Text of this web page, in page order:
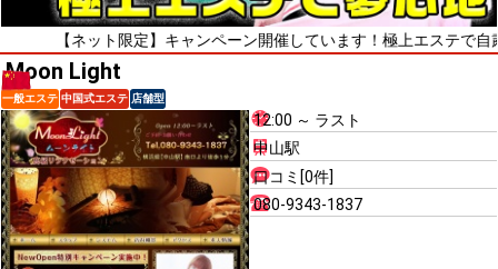
ネット限定】キャンペーン開催しています！極上エステで自粛疲れ
Moon Light
一般エステ 中国式エステ 店舗型
12:00 ～ ラスト
中山駅
口コミ[0件]
080-9343-1837